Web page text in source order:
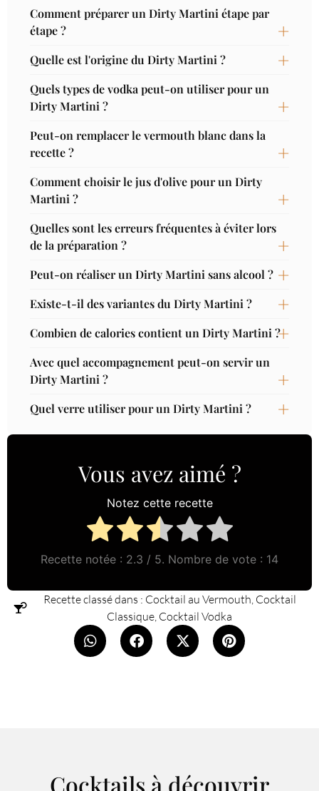
Comment préparer un Dirty Martini étape par
étape ?
Quelle est l'origine du Dirty Martini ?
Quels types de vodka peut-on utiliser pour un
Dirty Martini ?
Peut-on remplacer le vermouth blanc dans la
recette ?
Comment choisir le jus d'olive pour un Dirty
Martini ?
Quelles sont les erreurs fréquentes à éviter lors
de la préparation ?
Peut-on réaliser un Dirty Martini sans alcool ?
Existe-t-il des variantes du Dirty Martini ?
Combien de calories contient un Dirty Martini ?
Avec quel accompagnement peut-on servir un
Dirty Martini ?
Quel verre utiliser pour un Dirty Martini ?
Vous avez aimé ?
Notez cette recette
Recette notée : 2.3 / 5. Nombre de vote : 14
Recette classé dans : Cocktail au Vermouth, Cocktail
Classique, Cocktail Vodka
Cocktails à découvrir